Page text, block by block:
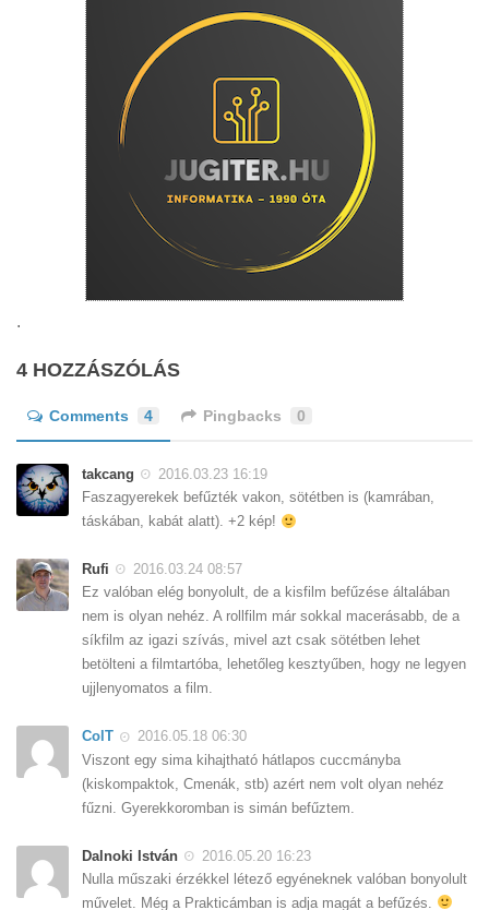
.
4 HOZZÁSZÓLÁS
Comments 4 Pingbacks 0
takcang
2016.03.23 16:19
Faszagyerekek befűzték vakon, sötétben is (kamrában,
táskában, kabát alatt). +2 kép!
Rufi
2016.03.24 08:57
Ez valóban elég bonyolult, de a kisfilm befűzése általában
nem is olyan nehéz. A rollfilm már sokkal macerásabb, de a
síkfilm az igazi szívás, mivel azt csak sötétben lehet
betölteni a filmtartóba, lehetőleg kesztyűben, hogy ne legyen
ujjlenyomatos a film.
ColT
2016.05.18 06:30
Viszont egy sima kihajtható hátlapos cuccmányba
(kiskompaktok, Cmenák, stb) azért nem volt olyan nehéz
fűzni. Gyerekkoromban is simán befűztem.
Dalnoki István
2016.05.20 16:23
Nulla műszaki érzékkel létező egyéneknek valóban bonyolult
művelet. Még a Prakticámban is adja magát a befűzés.